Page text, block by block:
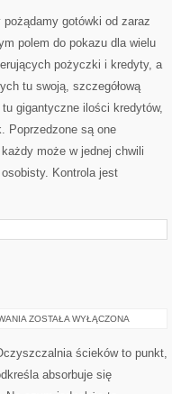
SIĘ
DOBRZE
LECZ
gotówki od zaraz
polem do pokazu dla wielu
pożyczki i kredyty, a
tu swoją, szczegółową
gigantyczne ilości kredytów,
Poprzedzone są one
może w jednej chwili
Kontrola jest
SZAMBO
ZOSTAŁA WYŁĄCZONA
ścieków to punkt,
absorbuje się